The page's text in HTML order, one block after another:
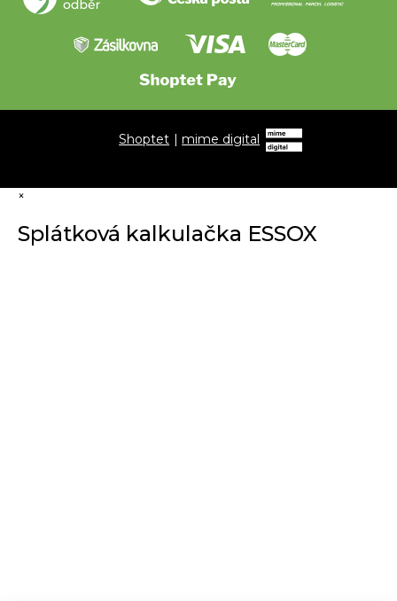
Shoptet |mime digital
×
Splátková kalkulačka ESSOX